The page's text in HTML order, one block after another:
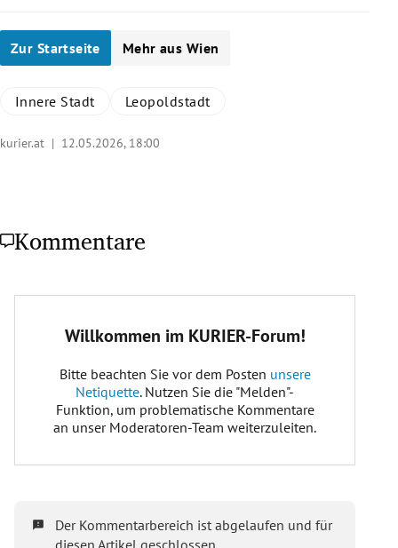
Zur Startseite Mehr aus Wien
Innere Stadt Leopoldstadt
kurier.at | 12.05.2026, 18:00
Kommentare